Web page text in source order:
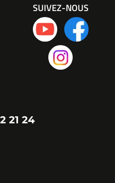
21 24
SUIVEZ-NOUS